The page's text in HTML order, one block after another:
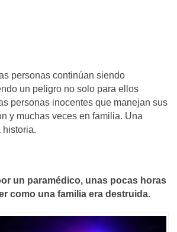
personas continúan siendo
un peligro no solo para ellos
personas inocentes que manejan sus
y muchas veces en familia. Una
historia.
un paramédico, unas pocas horas
como una familia era destruida.